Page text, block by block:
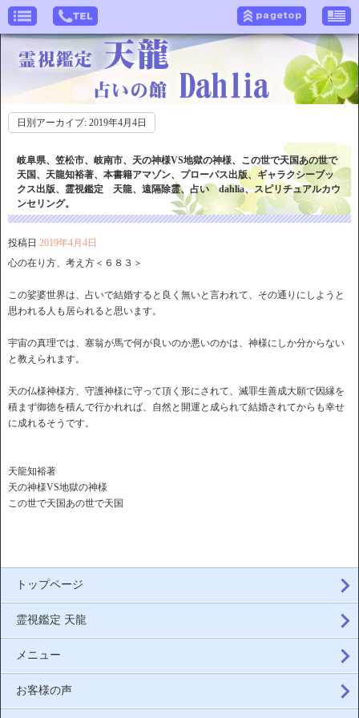
日別アーカイブ: 2019年4月4日
岐阜県、笠松市、岐南市、天の神様VS地獄の神様、この世で天国あの世で
天国、天龍知裕著、本書籍アマゾン、プローパス出版、ギャラクシーブッ
クス出版、霊視鑑定 天龍、遠隔除霊、占い dahlia、スピリチュアルカウ
ンセリング。
投稿日 2019年4月4日
心の在り方、考え方＜６８３＞
この娑婆世界は、占いで結婚すると良く無いと言われて、その通りにしようと
思われる人も居られると思います。
宇宙の真理では、塞翁が馬で何が良いのか悪いのかは、神様にしか分からない
と教えられます。
天の仏様神様方、守護神様に守って頂く形にされて、滅罪生善成大願で因縁を
積まず御徳を積んで行かれれば、自然と開運と成られて結婚されてからも幸せ
に成れるそうです。
天龍知裕著
天の神様VS地獄の神様
この世で天国あの世で天国
トップページ
霊視鑑定 天龍
メニュー
お客様の声